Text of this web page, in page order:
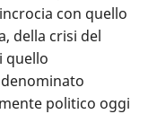
con quello
della crisi del
quello
politico oggi